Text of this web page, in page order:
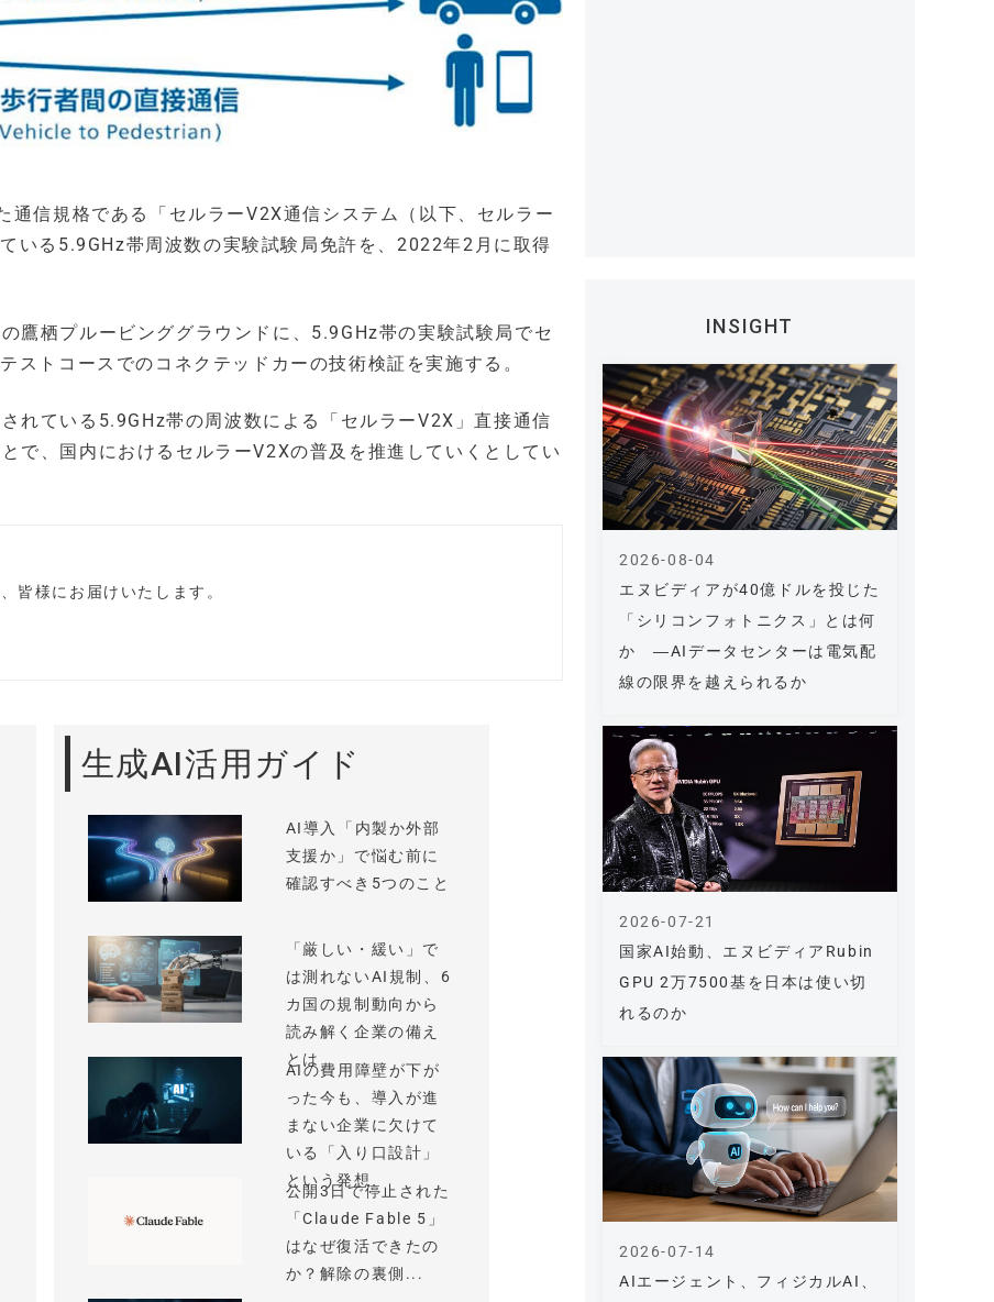
通信規格である「セルラーV2X通信システム（以下、セルラー
いる5.9GHz帯周波数の実験試験局免許を、2022年2月に取得
鷹栖プルービンググラウンドに、5.9GHz帯の実験試験局でセ
ストコースでのコネクテッドカーの技術検証を実施する。
れている5.9GHz帯の周波数による「セルラーV2X」直接通信
で、国内におけるセルラーV2Xの普及を推進していくとしてい
皆様にお届けいたします。
生成AI活用ガイド
AI導入「内製か外部
支援か」で悩む前に
確認すべき5つのこと
「厳しい・緩い」で
は測れないAI規制、6
カ国の規制動向から
読み解く企業の備え
とは
AIの費用障壁が下が
った今も、導入が進
まない企業に欠けて
いる「入り口設計」
という発想
公開3日で停止された
「Claude Fable 5」
はなぜ復活できたの
か？解除の裏側...
INSIGHT
エヌビディアが40億ドルを投じた
「シリコンフォトニクス」とは何
か ―AIデータセンターは電気配
線の限界を越えられるか
2026-08-04
国家AI始動、エヌビディアRubin
GPU 2万7500基を日本は使い切
れるのか
2026-07-21
AIエージェント、フィジカルAI、
2026-07-14